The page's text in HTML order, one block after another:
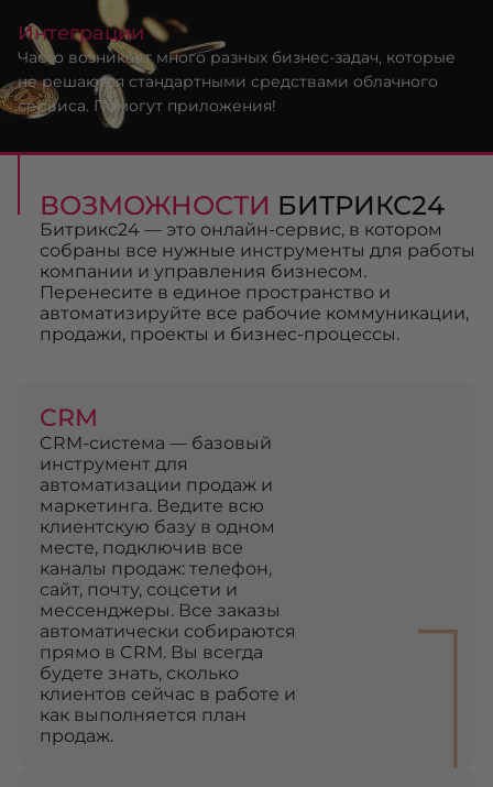
Интеграции
Часто возникает много разных бизнес-задач, которые
не решаются стандартными средствами облачного
сервиса. Помогут приложения!
ВОЗМОЖНОСТИ БИТРИКС24
Битрикс24 — это онлайн-сервис, в котором
собраны все нужные инструменты для работы
компании и управления бизнесом.
Перенесите в единое пространство и
автоматизируйте все рабочие коммуникации,
продажи, проекты и бизнес-процессы.
CRM
CRM-система — базовый
инструмент для
автоматизации продаж и
маркетинга. Ведите всю
клиентскую базу в одном
месте, подключив все
каналы продаж: телефон,
сайт, почту, соцсети и
мессенджеры. Все заказы
автоматически собираются
прямо в CRM. Вы всегда
будете знать, сколько
клиентов сейчас в работе и
как выполняется план
продаж.
1